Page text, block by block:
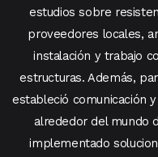
estudios sobre
proveedores locales,
instalación y trabajo
estructuras. Además,
estableció comunicación
alrededor del mundo
implementado